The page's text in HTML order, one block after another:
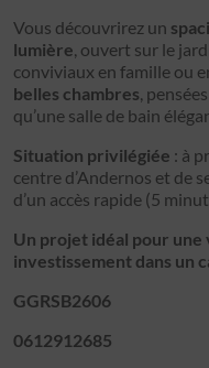
Vous découvrirez un
lumière, ouvert sur le
conviviaux en famille ou
belles chambres,
qu’une salle de bain
Situation privilégiée : à
centre d’Andernos et de
d’un accès rapide (5
Un projet idéal pour une
investissement dans un
GGRSB2606
0612912685